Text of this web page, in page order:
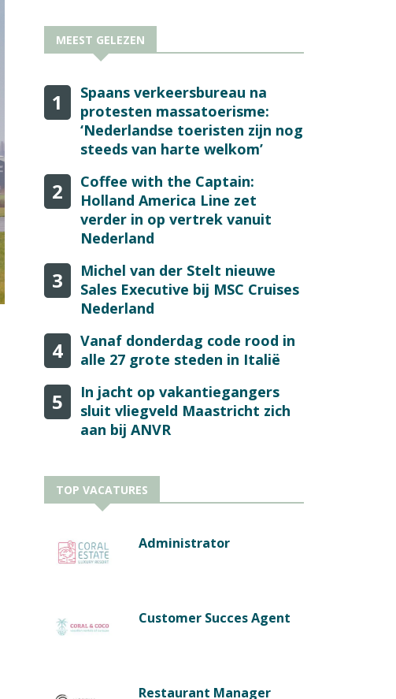
MEEST GELEZEN
1
Spaans verkeersbureau na
protesten massatoerisme:
‘Nederlandse toeristen zijn nog
steeds van harte welkom’
2
Coffee with the Captain:
Holland America Line zet
verder in op vertrek vanuit
Nederland
3
Michel van der Stelt nieuwe
Sales Executive bij MSC Cruises
Nederland
4
Vanaf donderdag code rood in
alle 27 grote steden in Italië
5
In jacht op vakantiegangers
sluit vliegveld Maastricht zich
aan bij ANVR
TOP VACATURES
Administrator
Customer Succes Agent
Restaurant Manager